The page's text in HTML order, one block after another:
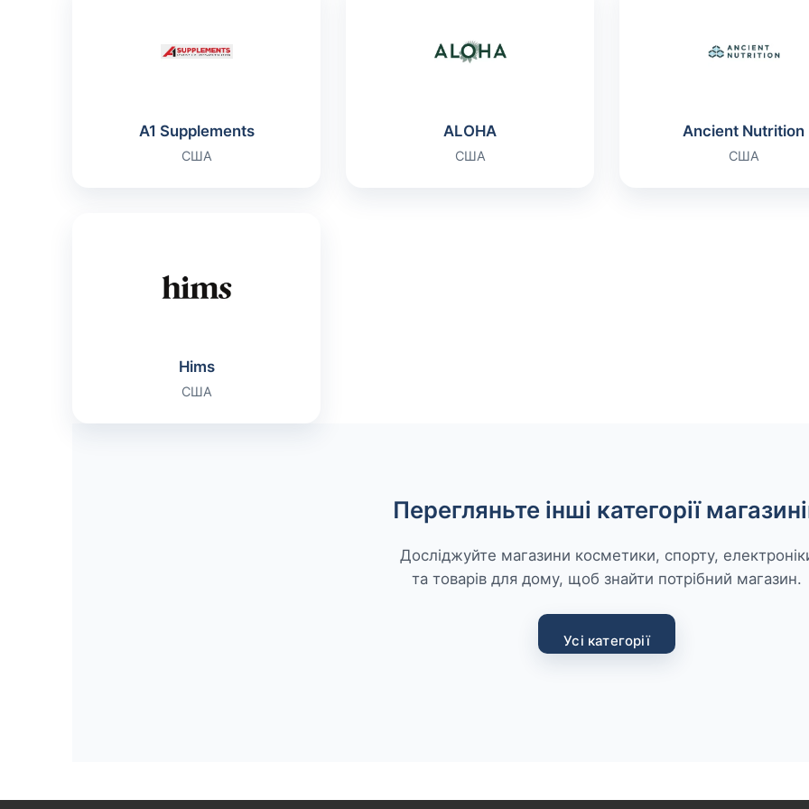
A1 Supplements
США
ALOHA
США
Ancient Nutrition
США
Hims
США
Перегляньте інші категорії
Досліджуйте магазини косметики, спорту,
та товарів для дому, щоб знайти потрібний магазин.
Усі категорії